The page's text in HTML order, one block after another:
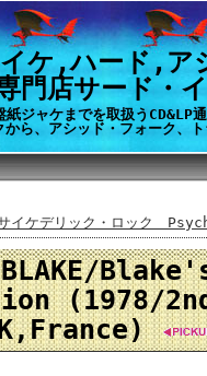
ケ,ハード,ア
門店サード・
ジャケまでを取扱うCD&LP
ら、アシッド・フォーク、
イケデリック・ロック
(1978/